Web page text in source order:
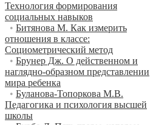
Технология формирования
социальных навыков
• Битянова М. Как измерить
отношения в классе:
Социометрический метод
• Брунер Дж. О действенном и
наглядно-образном представлении
мира ребенка
• Буланова-Топоркова М.В.
Педагогика и психология высшей
школы